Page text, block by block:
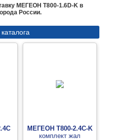
МЕГЕОН T800-1.6D-K в
России.
МЕГЕОН T800-2.4C-K
комплект жал